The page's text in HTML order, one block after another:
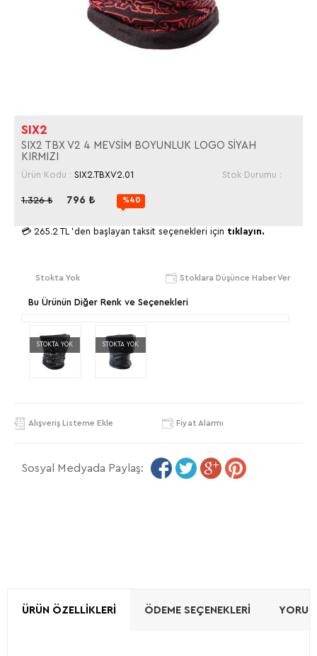
SIX2
SIX2 TBX V2 4 MEVSİM BOYUNLUK LOGO SİYAH
KIRMIZI
Ürün Kodu : SIX2.TBXV2.01 Stok Durumu :
1.326₺ 796 ₺ %40
💳 265.2 TL 'den başlayan taksit seçenekleri için tıklayın.
Stokta Yok Stoklara Düşünce Haber Ver
Bu Ürünün Diğer Renk ve Seçenekleri
STOKTA YOK STOKTA YOK
Alışveriş Listeme Ekle Fiyat Alarmı
Sosyal Medyada Paylaş:
ÜRÜN ÖZELLIKLERI ÖDEME SEÇENEKLERI